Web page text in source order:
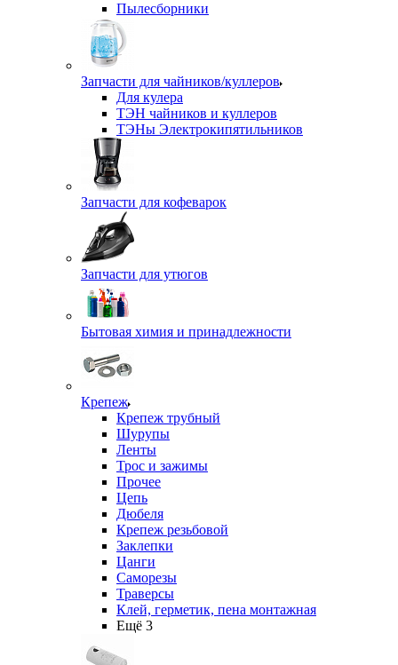
Пылесборники
Запчасти для чайников/куллеров
Для кулера
ТЭН чайников и куллеров
ТЭНы Электрокипятильников
Запчасти для кофеварок
Запчасти для утюгов
Бытовая химия и принадлежности
Крепеж
Крепеж трубный
Шурупы
Ленты
Трос и зажимы
Прочее
Цепь
Дюбеля
Крепеж резьбовой
Заклепки
Цанги
Саморезы
Траверсы
Клей, герметик, пена монтажная
Ещё 3